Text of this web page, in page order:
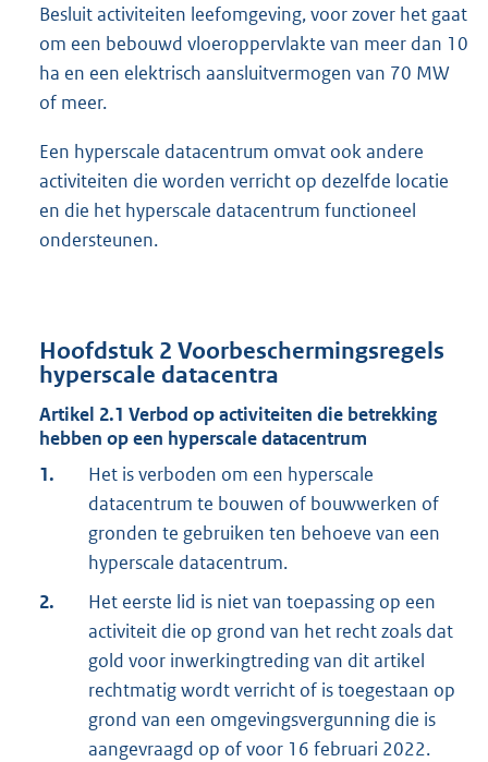
Besluit activiteiten leefomgeving, voor zover het gaat
om een bebouwd vloeroppervlakte van meer dan 10
ha en een elektrisch aansluitvermogen van 70 MW
of meer.
Een hyperscale datacentrum omvat ook andere
activiteiten die worden verricht op dezelfde locatie
en die het hyperscale datacentrum functioneel
ondersteunen.
Hoofdstuk 2 Voorbeschermingsregels
hyperscale datacentra
Artikel 2.1 Verbod op activiteiten die betrekking
hebben op een hyperscale datacentrum
1.
Het is verboden om een hyperscale
datacentrum te bouwen of bouwwerken of
gronden te gebruiken ten behoeve van een
hyperscale datacentrum.
2.
Het eerste lid is niet van toepassing op een
activiteit die op grond van het recht zoals dat
gold voor inwerkingtreding van dit artikel
rechtmatig wordt verricht of is toegestaan op
grond van een omgevingsvergunning die is
aangevraagd op of voor 16 februari 2022.